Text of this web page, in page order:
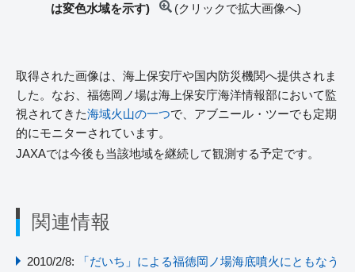
は変色水域を示す)
(クリックで拡大画像へ)
取得された画像は、海上保安庁や国内防災機関へ提供されま
した。なお、福徳岡ノ場は海上保安庁海洋情報部において監
視されてきた海域火山の一つで、アブニール・ツーでも定期
的にモニターされています。
JAXAでは今後も当該地域を継続して観測する予定です。
関連情報
2010/2/8:
「だいち」による福徳岡ノ場海底噴火にともなう